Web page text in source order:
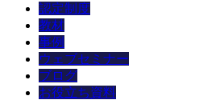
認定制度
教材
事例
ウェブセミナー
ブログ
お役立ち資料